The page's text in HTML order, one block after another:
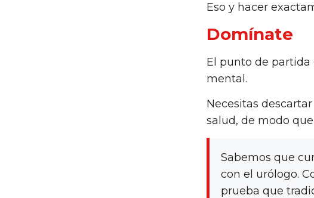
Eso y hacer
Domínate
El punto de partida
mental.
Necesitas
salud, de modo
Sabemos que
con el urólogo.
prueba que